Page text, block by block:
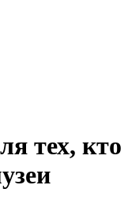
тех, кто